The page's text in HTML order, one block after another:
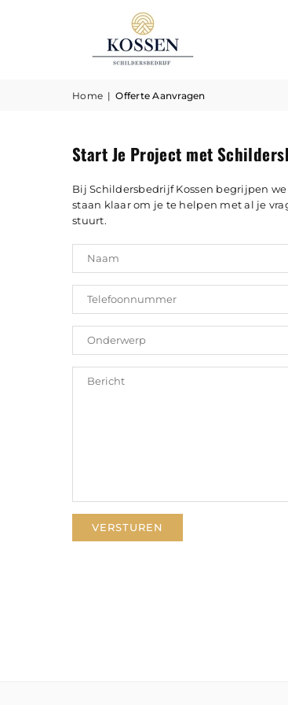
Home | Offerte Aanvragen
Start Je Project met
Bij Schildersbedrijf Kossen begrijpen
staan klaar om je te helpen met al je
stuurt.